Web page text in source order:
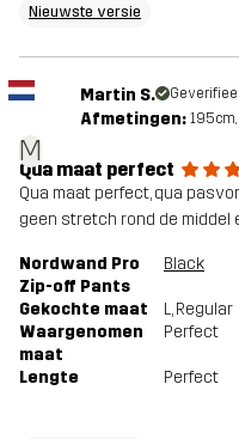
Nieuwste versie
M
Martin S.
Afmetingen:
Qua maat perfect
Qua maat perfect, qua
geen stretch rond de middel
Nordwand Pro
Zip-off Pants
Black
Gekochte maat L, Regular
Waargenomen
maat
Perfect
Lengte Perfect